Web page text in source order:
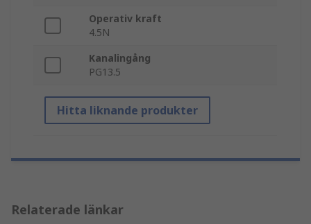
Operativ kraft
4.5N
Kanalingång
PG13.5
Hitta liknande produkter
Relaterade länkar